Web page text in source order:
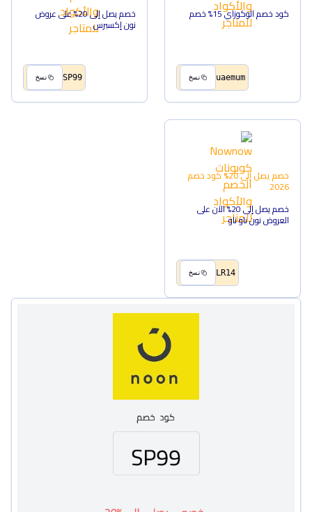
كود خصم الوكوزاي 15% خصم
uaemum نسخ
خصم يصل إلى 20% على عروض
نون إكسبرس
SP99 نسخ
خصم يصل إلى 20% كود خصم
2026
خصم يصل إلى 20% الآن على
العروض نون ناو ناو
LR14 نسخ